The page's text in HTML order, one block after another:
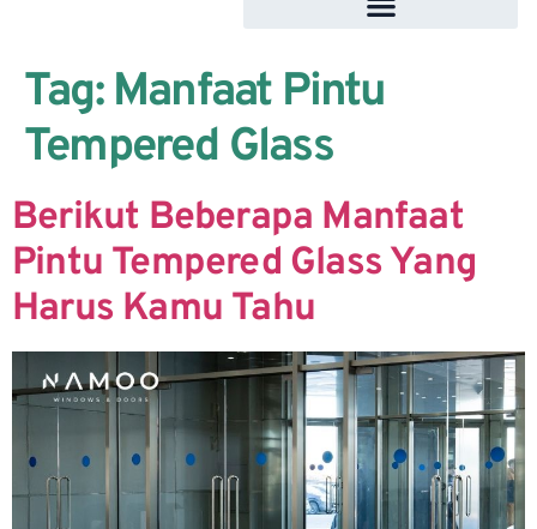
Tag: Manfaat Pintu
Tempered Glass
Berikut Beberapa Manfaat
Pintu Tempered Glass Yang
Harus Kamu Tahu